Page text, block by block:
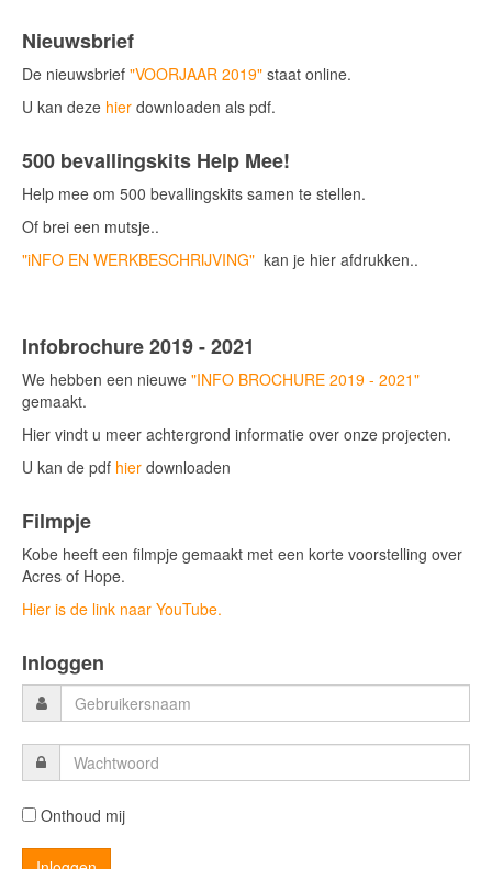
Nieuwsbrief
De nieuwsbrief "VOORJAAR 2019" staat online.
U kan deze hier downloaden als pdf.
500 bevallingskits Help Mee!
Help mee om 500 bevallingskits samen te stellen.
Of brei een mutsje..
"iNFO EN WERKBESCHRIJVING" kan je hier afdrukken..
Infobrochure 2019 - 2021
We hebben een nieuwe "INFO BROCHURE 2019 - 2021"
gemaakt.
Hier vindt u meer achtergrond informatie over onze projecten.
U kan de pdf hier downloaden
Filmpje
Kobe heeft een filmpje gemaakt met een korte voorstelling over
Acres of Hope.
Hier is de link naar YouTube.
Inloggen
Onthoud mij